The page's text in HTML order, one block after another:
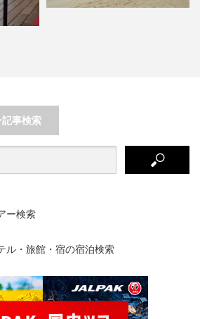
記事検索
ー検索
ル・旅館・宿の宿泊検索